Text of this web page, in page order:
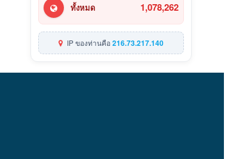
ทั้งหมด 1,078,262
IP ของท่านคือ216.73.217.140